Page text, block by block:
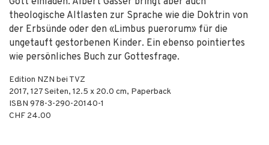
theologische Altlasten zur Sprache wie die Doktrin von
der Erbsünde oder den «Limbus puerorum» für die
ungetauft gestorbenen Kinder. Ein ebenso pointiertes
wie persönliches Buch zur Gottesfrage.
Edition NZN bei TVZ
2017, 127Seiten, 12.5 x 20.0 cm, Paperback
ISBN 978-3-290-20140-1
CHF 24.00